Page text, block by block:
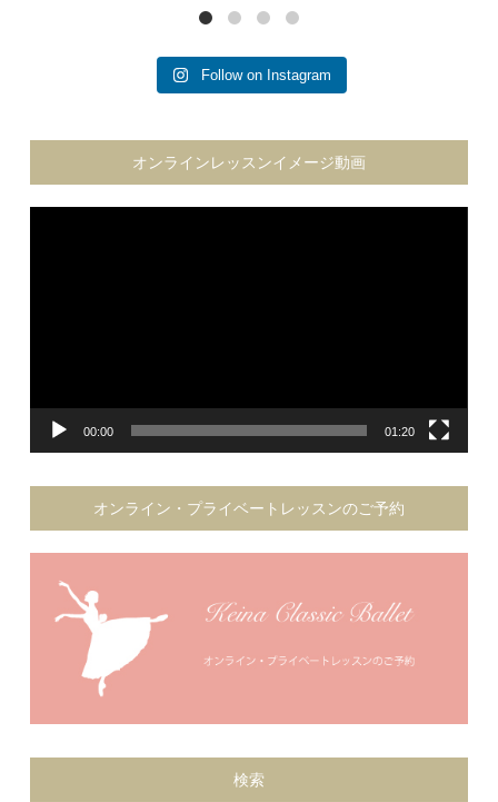
Follow on Instagram
オンラインレッスンイメージ動画
動
00:00 01:20
オンライン・プライベートレッスンのご予約
検索